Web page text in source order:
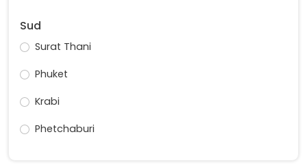
Sud
Surat Thani
Phuket
Krabi
Phetchaburi